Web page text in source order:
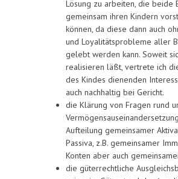
Lösung zu arbeiten, die beide
gemeinsam ihren Kindern
können, da diese dann auch
und Loyalitätsprobleme aller
gelebt werden kann. Soweit
realisieren läßt, vertrete ich
des Kindes dienenden
auch nachhaltig bei Gericht.
die Klärung von Fragen rund
Aufteilung gemeinsamer
Passiva, z.B. gemeinsamer
Konten aber auch
die güterrechtliche